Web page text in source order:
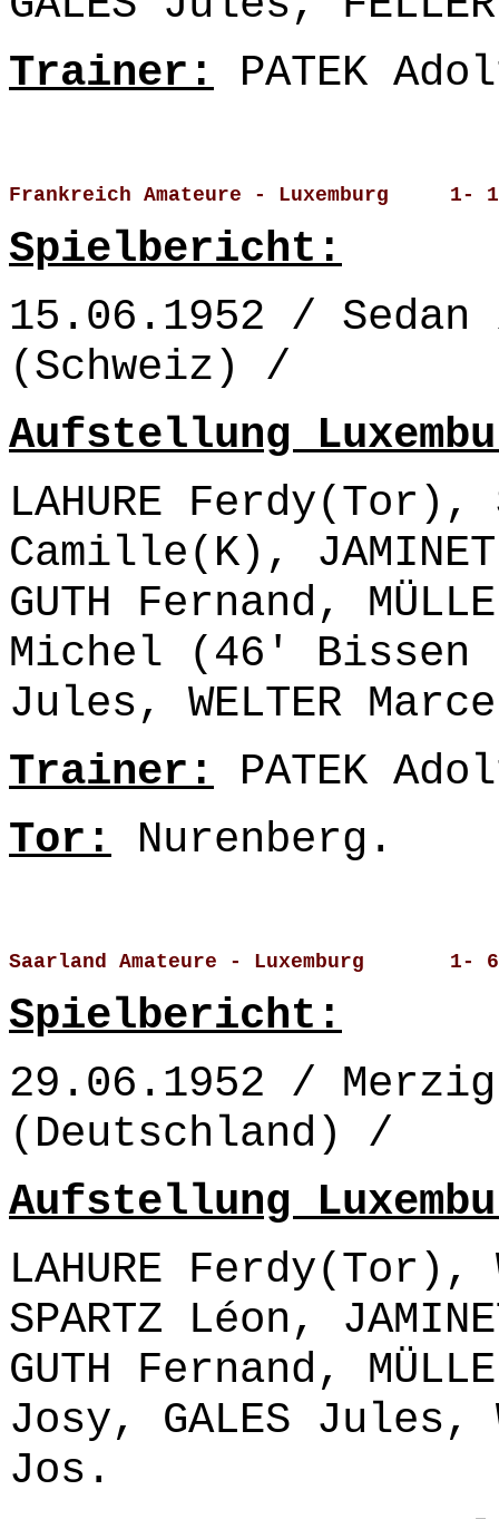
Trainer: PATEK
Frankreich Amateure - Luxemburg     1-
Spielbericht:
15.06.1952 / Sedan
(Schweiz) /
Aufstellung
LAHURE Ferdy(Tor),
Camille(K),
GUTH Fernand,
Michel (46' Bissen
Jules, WELTER
Trainer: PATEK
Tor: Nurenberg.
Saarland Amateure - Luxemburg       1-
Spielbericht:
29.06.1952 /
(Deutschland) /
Aufstellung
LAHURE Ferdy(Tor),
SPARTZ Léon,
GUTH Fernand,
Josy, GALES Jules,
Jos.